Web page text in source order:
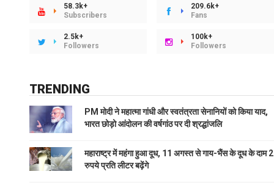
58.3k+
Subscribers
209.6k+
Fans
2.5k+
Followers
100k+
Followers
TRENDING
PM मोदी ने महात्मा गांधी और स्वतंत्रता सेनानियों को किया याद,
भारत छोड़ो आंदोलन की वर्षगांठ पर दी श्रद्धांजलि
महाराष्ट्र में महंगा हुआ दूध, 11 अगस्त से गाय-भैंस के दूध के दाम 2
रुपये प्रति लीटर बढ़ेंगे